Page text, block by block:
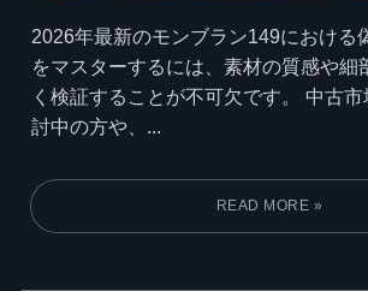
2026年最新のモンブラン149における
をマスターするには、素材の質感や細
く検証することが不可欠です。 中古
討中の方や、...